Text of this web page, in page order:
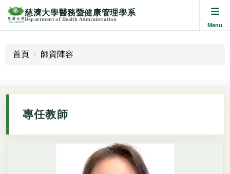
慈濟大學醫務暨健康管理學系
Department of Health Administration
首頁 師資陣容
專任教師